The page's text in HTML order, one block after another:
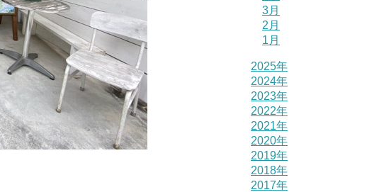
3月
2月
1月
2025年
2024年
2023年
2022年
2021年
2020年
2019年
2018年
2017年